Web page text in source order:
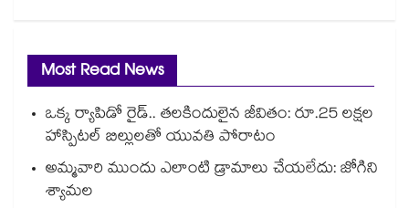
Most Read News
ఒక్క ర్యాపిడో రైడ్.. తలకిందులైన జీవితం: రూ.25 లక్షల
హాస్పిటల్ బిల్లులతో యువతి పోరాటం
అమ్మవారి ముందు ఎలాంటి డ్రామాలు చేయలేదు: జోగిని
శ్యామల